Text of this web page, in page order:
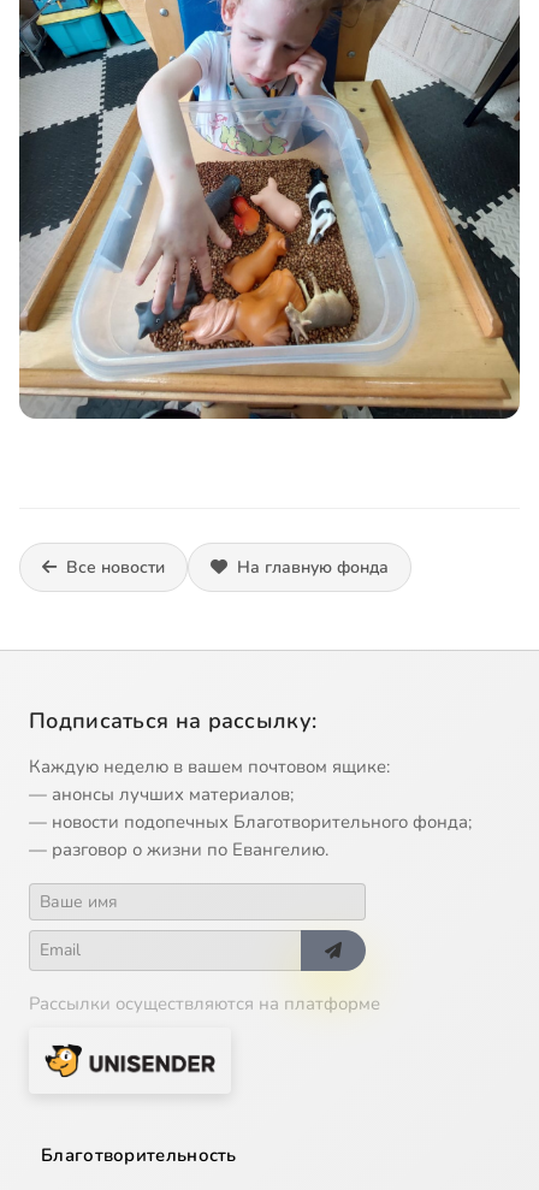
Все новости На главную фонда
Подписаться на рассылку:
Каждую неделю в вашем почтовом ящике:
— анонсы лучших материалов;
— новости подопечных Благотворительного фонда;
— разговор о жизни по Евангелию.
Рассылки осуществляются на платформе
Благотворительность